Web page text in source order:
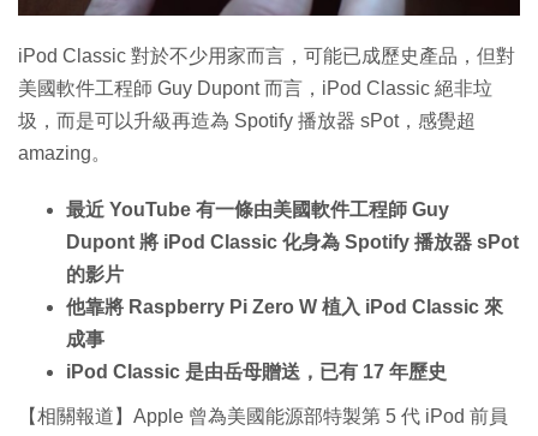
iPod Classic 對於不少用家而言，可能已成歷史產品，但對
美國軟件工程師 Guy Dupont 而言，iPod Classic 絕非垃
圾，而是可以升級再造為 Spotify 播放器 sPot，感覺超
amazing。
最近 YouTube 有一條由美國軟件工程師 Guy
Dupont 將 iPod Classic 化身為 Spotify 播放器 sPot
的影片
他靠將 Raspberry Pi Zero W 植入 iPod Classic 來
成事
iPod Classic 是由岳母贈送，已有 17 年歷史
【相關報道】Apple 曾為美國能源部特製第 5 代 iPod 前員